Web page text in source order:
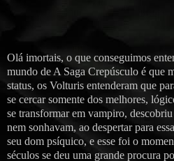
Olá imortais, o que conseguimos
mundo de A Saga Crepúsculo é que
status, os Volturis entenderam que
se cercar somente dos melhores,
se transformar em vampiro,
nem sonhavam, ao despertar para
seu dom psíquico, e esse foi o
séculos se deu uma grande procura